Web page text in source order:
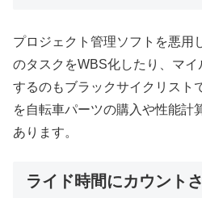
プロジェクト管理ソフトを悪用
のタスクをWBS化したり、マイ
するのもブラックサイクリスト
を自転車パーツの購入や性能計
あります。
ライド時間にカウント